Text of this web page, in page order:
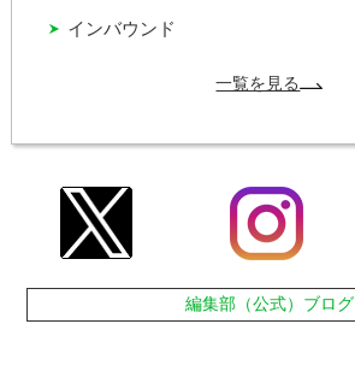
インバウンド
一覧を見る
編集部（公式）ブログ